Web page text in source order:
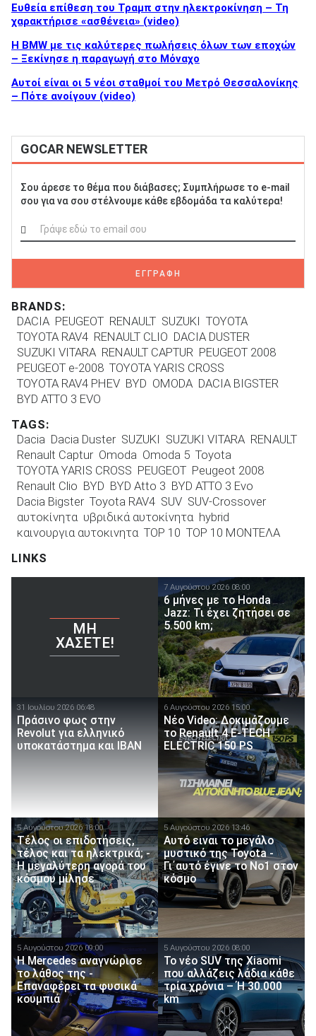
Ευθεία επίθεση του Τραμπ στην ηλεκτροκίνηση – Τη
χαρακτήρισε «ασθένεια» (video)
Η BMW με τις καλύτερες πωλήσεις όλων των εποχών
– Ξεκίνησε η παραγωγή στο Μόναχο
Αυτοί είναι οι 5 νέοι σταθμοί του Μετρό Θεσσαλονίκης
– Πότε ανοίγουν (video)
GOCAR NEWSLETTER
Σου άρεσε το θέμα που διάβασες; Συμπλήρωσε το e-mail
σου για να σου στέλνουμε κάθε εβδομάδα τα καλύτερα!
ΕΓΓΡΑΦΗ
BRANDS:
DACIA PEUGEOT RENAULT SUZUKI TOYOTA
TOYOTA RAV4 RENAULT CLIO DACIA DUSTER
SUZUKI VITARA RENAULT CAPTUR PEUGEOT 2008
PEUGEOT e-2008 TOYOTA YARIS CROSS
TOYOTA RAV4 PHEV BYD OMODA DACIA BIGSTER
BYD ATTO 3 EVO
TAGS:
Dacia Dacia Duster SUZUKI SUZUKI VITARA RENAULT
Renault Captur Omoda Omoda 5 Toyota
TOYOTA YARIS CROSS PEUGEOT Peugeot 2008
Renault Clio BYD BYD Atto 3 BYD ATTO 3 Evo
Dacia Bigster Toyota RAV4 SUV SUV-Crossover
αυτοκίνητα υβριδικά αυτοκίνητα hybrid
καινουργια αυτοκινητα TOP 10 TOP 10 ΜΟΝΤΕΛΑ
LINKS
ΜΗ
ΧΆΣΕΤΕ!
7 Αυγούστου 2026 08:00
6 μήνες με το Honda
Jazz: Τι έχει ζητήσει σε
5.500 km;
31 Ιουλίου 2026 06:48
Πράσινο φως στην
Revolut για ελληνικό
υποκατάστημα και IBAN
6 Αυγούστου 2026 15:00
Νέο Video: Δοκιμάζουμε
το Renault 4 E-TECH
ELECTRIC 150 PS
5 Αυγούστου 2026 18:00
Τέλος οι επιδοτήσεις,
τέλος και τα ηλεκτρικά; -
Η μεγαλύτερη αγορά του
κόσμου μίλησε
5 Αυγούστου 2026 13:46
Αυτό ειναι τo μεγάλο
μυστικό της Toyota -
Γι΄αυτό έγινε το Νο1 στον
κόσμο
5 Αυγούστου 2026 09:00
Η Mercedes αναγνώρισε
το λάθος της -
Επαναφέρει τα φυσικά
κουμπιά
5 Αυγούστου 2026 08:00
Το νέο SUV της Xiaomi
που αλλάζεις λάδια κάθε
τρία χρόνια – Ή 30.000
km